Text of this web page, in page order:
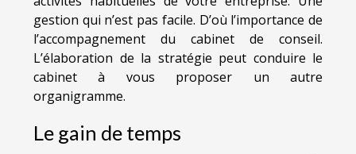
gestion qui n’est pas facile. D’où l’importance de
l’accompagnement du cabinet de conseil.
L’élaboration de la stratégie peut conduire le
cabinet à vous proposer un autre
organigramme.
Le gain de temps